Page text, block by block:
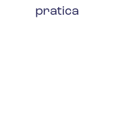
pratica